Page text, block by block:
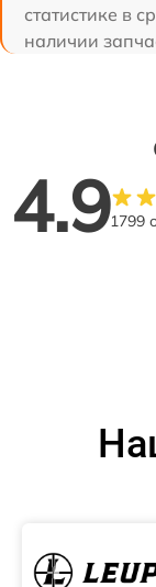
статистике в
наличии
4.91799